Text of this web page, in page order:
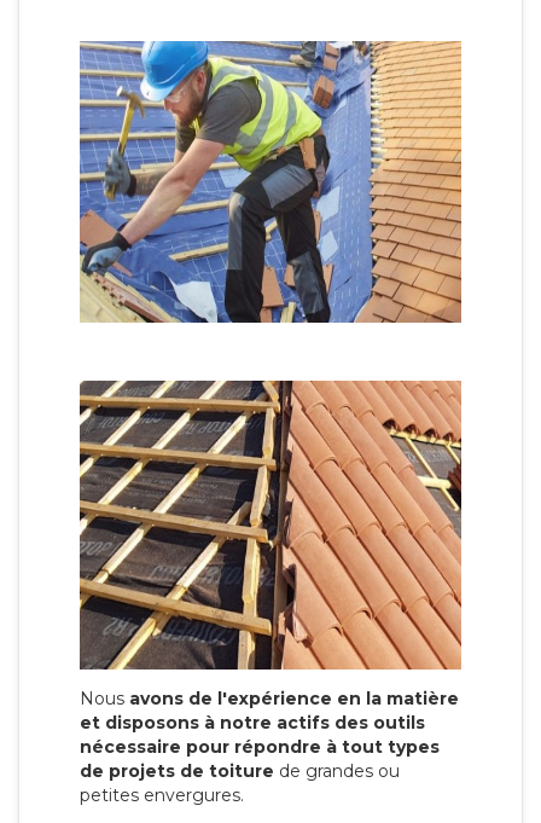
Nous avons de l'expérience en la matière
et disposons à notre actifs des outils
nécessaire pour répondre à tout types
de projets de toiture de grandes ou
petites envergures.